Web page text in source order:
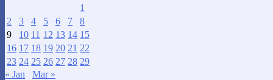
1
2
3 4 5 6 7
8
9
10 11 12 13 14 15
16 17 18 19 20 21 22
23 24 25 26 27 28 29
« Jan
Mar »